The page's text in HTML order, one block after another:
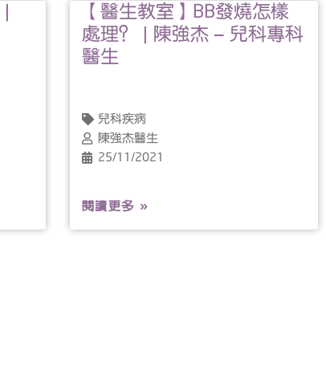
【醫生教室】BB發燒怎樣
處理？ | 陳強杰 – 兒科專科
醫生
兒科疾病
陳強杰醫生
25/11/2021
閱讀更多 »